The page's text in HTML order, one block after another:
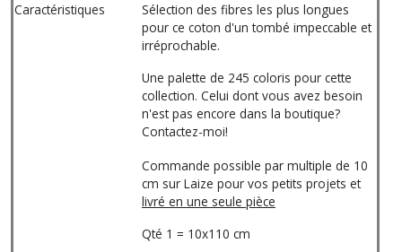
Caractéristiques
Sélection des fibres les plus longues
pour ce coton d'un tombé impeccable et
irréprochable.
Une palette de 245 coloris pour cette
collection. Celui dont vous avez besoin
n'est pas encore dans la boutique?
Contactez-moi!
Commande possible par multiple de 10
cm sur Laize pour vos petits projets et
livré en une seule pièce
Qté 1 = 10x110 cm